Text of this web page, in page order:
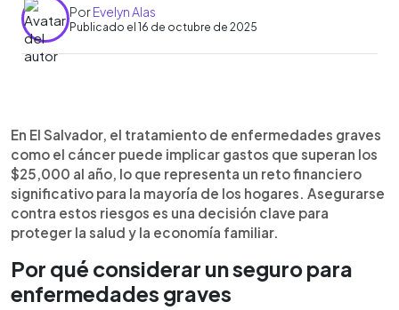
PorEvelyn Alas
Publicado el 16 de octubre de 2025
► Escuchar artículo
El tratamiento del cáncer implica gastos médicos
elevados. En El Salvador, aseguradoras como
ACSA, SISA, Asesuisa y Seguros Atlántida ofrecen
pólizas con cobertura ante enfermedades
graves. ACSA permite sumas aseguradas de
hasta USD 750,000, mientras SISA incluye
chequeos preventivos en sus planes básicos.
Asesuisa ofrece cobertura regional o mundial
según la prima, y Seguros Atlántida brinda
atención hospitalaria local. Los usuarios deben
En El Salvador, el tratamiento de enfermedades graves
como el cáncer puede implicar gastos que superan los
$25,000 al año, lo que representa un reto financiero
significativo para la mayoría de los hogares. Asegurarse
contra estos riesgos es una decisión clave para
proteger la salud y la economía familiar.
Por qué considerar un seguro para
enfermedades graves